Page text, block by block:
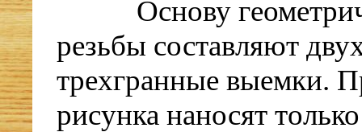
Основу
резьбы составляют
трехгранные выемки.
рисунка наносят